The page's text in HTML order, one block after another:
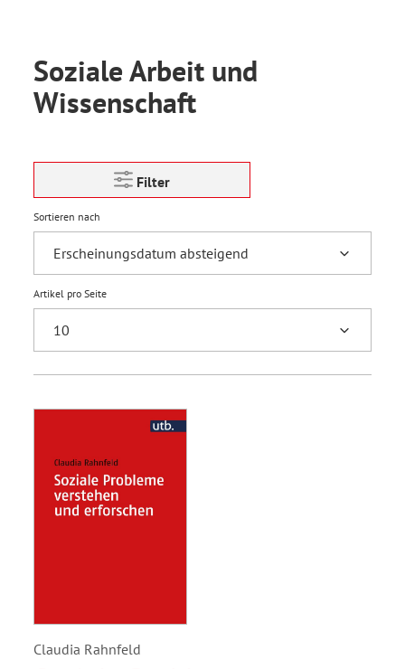
Soziale Arbeit und
Wissenschaft
Filter
Sortieren nach
Artikel pro Seite
Claudia Rahnfeld